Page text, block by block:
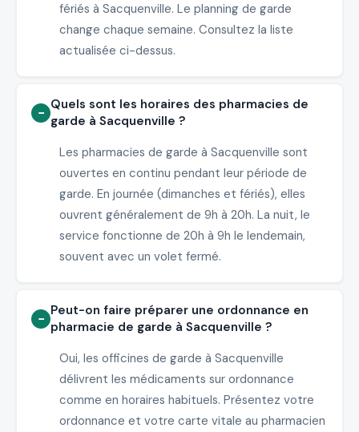
fériés à Sacquenville. Le planning de garde
change chaque semaine. Consultez la liste
actualisée ci-dessus.
Quels sont les horaires des pharmacies de
garde à Sacquenville ?
Les pharmacies de garde à Sacquenville sont
ouvertes en continu pendant leur période de
garde. En journée (dimanches et fériés), elles
ouvrent généralement de 9h à 20h. La nuit, le
service fonctionne de 20h à 9h le lendemain,
souvent avec un volet fermé.
Peut-on faire préparer une ordonnance en
pharmacie de garde à Sacquenville ?
Oui, les officines de garde à Sacquenville
délivrent les médicaments sur ordonnance
comme en horaires habituels. Présentez votre
ordonnance et votre carte vitale au pharmacien